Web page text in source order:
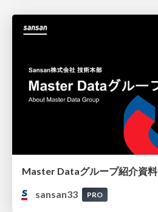
Master Dataグループ紹介資料
sansan33
PRO